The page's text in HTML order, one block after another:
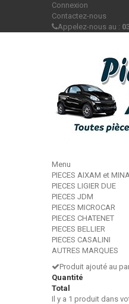
Connexion
Contactez-nous
Appelez-nous au :
Menu
PIECES AIXAM et
PIECES LIGIER DUE
PIECES JDM
PIECES MICROCAR
PIECES CHATENET
PIECES BELLIER
PIECES CASALINI
AUTRES MARQUES
Produit ajouté au
Quantité
Total
Il y a 1 produit dans